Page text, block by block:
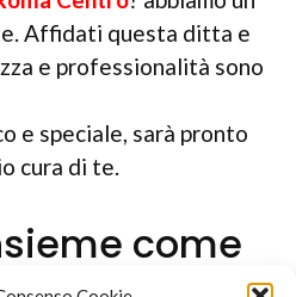
Affidati questa ditta e
e professionalità sono
e speciale, sarà pronto
cura di te.
come